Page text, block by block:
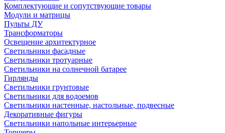
Комплектующие и сопутствующие товары
Модули и матрицы
Пульты ДУ
Трансформаторы
Освещение архитектурное
Светильники фасадные
Светильники тротуарные
Светильники на солнечной батарее
Гирлянды
Светильники грунтовые
Светильники для водоемов
Светильники настенные, настольные, подвесные
Декоративные фигуры
Светильники напольные интерьерные